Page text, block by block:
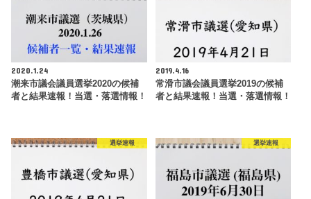
2020.1.24
潮来市議会議員選挙2020の候補
者と結果速報！当選・落選情報！
2019.4.16
常滑市議会議員選挙2019の候補
者と結果速報！当選・落選情報！
選挙速報 選挙速報